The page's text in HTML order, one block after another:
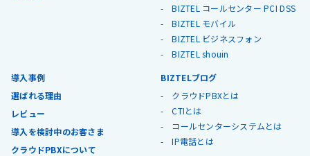
BIZTEL コールセンター PCI DSS
BIZTEL モバイル
BIZTEL ビジネスフォン
BIZTEL shouin
導入事例
選ばれる理由
レビュー
導入を検討中のお客さま
クラウドPBXについて
BIZTELブログ
クラウドPBXとは
CTIとは
コールセンターシステムとは
IP電話とは